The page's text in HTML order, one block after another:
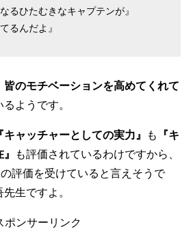
るひたむきなキャプテンが』
るんだよ』
皆のモチベーションを高めてくれて
ようです。
キャッチャーとしての実力』 も
『キ
も評価されているわけですから、
評価を受けていると言えそうで
生ですよ。
ポンサーリンク